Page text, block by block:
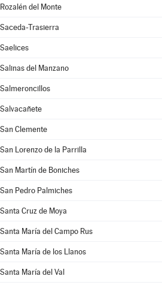
Rozalén del Monte
Saceda-Trasierra
Saelices
Salinas del Manzano
Salmeroncillos
Salvacañete
San Clemente
San Lorenzo de la Parrilla
San Martín de Boniches
San Pedro Palmiches
Santa Cruz de Moya
Santa María del Campo Rus
Santa María de los Llanos
Santa María del Val